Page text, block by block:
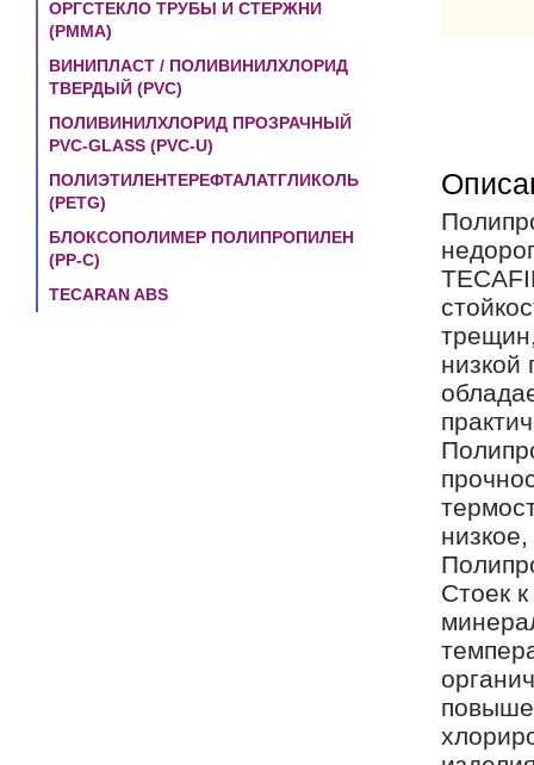
ОРГСТЕКЛО ТРУБЫ И СТЕРЖНИ
(PMMA)
ВИНИПЛАСТ / ПОЛИВИНИЛХЛОРИД
ТВЕРДЫЙ (PVC)
ПОЛИВИНИЛХЛОРИД ПРОЗРАЧНЫЙ
PVC-GLASS (PVC-U)
ПОЛИЭТИЛЕНТЕРЕФТАЛАТГЛИКОЛЬ
(PETG)
БЛОКСОПОЛИМЕР ПОЛИПРОПИЛЕН
(РР-С)
TECARAN ABS
низкой
Стоек